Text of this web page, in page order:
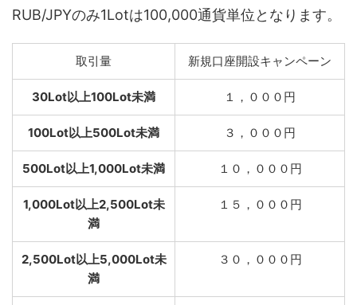
RUB/JPYのみ1Lotは100,000通貨単位となります。
取引量 新規口座開設キャンペーン
30Lot以上100Lot未満 １，０００円
100Lot以上500Lot未満 ３，０００円
500Lot以上1,000Lot未満 １０，０００円
1,000Lot以上2,500Lot未
満
１５，０００円
2,500Lot以上5,000Lot未
満
３０，０００円